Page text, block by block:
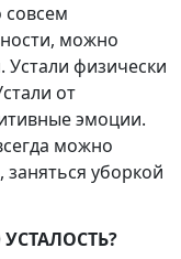
совсем
можно
Устали физически
от
эмоции.
можно
уборкой